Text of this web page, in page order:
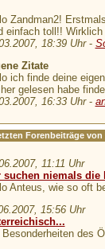
Zandman2!
einfach toll!! Wirklich
18:39 Uhr-
Zitate
ich finde deine
gelesen habe
16:33 Uhr-
Forenbeiträge von
11:11 Uhr
suchen niemals die
Anteus, wie so oft
15:56 Uhr
Besonderheiten des